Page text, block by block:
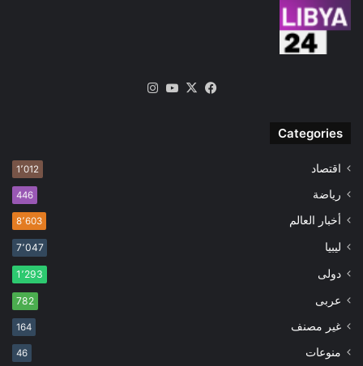
فيسبوك
‫X
‫YouTube
Categories
اقتصاد 1٬012
رياضة 446
أخبار العالم 8٬603
ليبيا 7٬047
دولى 1٬293
عربى 782
غير مصنف 164
منوعات 46